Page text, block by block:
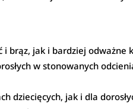
brąz, jak i bardziej odważne
w stonowanych
dziecięcych, jak i dla